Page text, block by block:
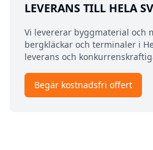
LEVERANS TILL HELA
Vi levererar byggmaterial och
bergkläckar och terminaler i
leverans och
Begär kostnadsfri offert